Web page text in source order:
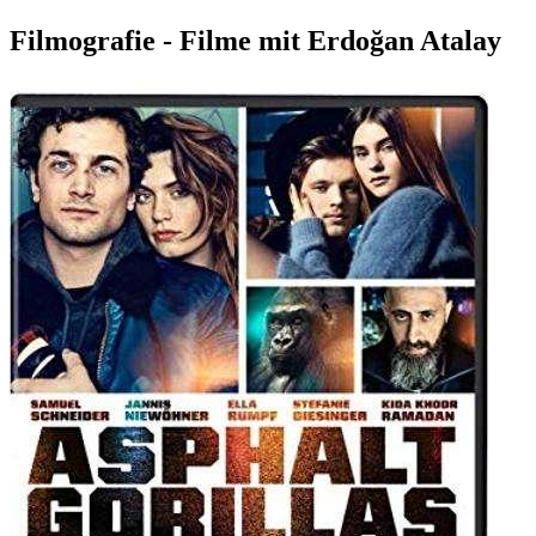
Filmografie - Filme mit Erdoğan Atalay